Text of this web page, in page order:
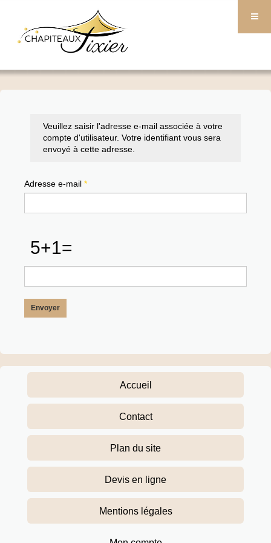
Veuillez saisir l'adresse e-mail associée à votre
compte d'utilisateur. Votre identifiant vous sera
envoyé à cette adresse.
Adresse e-mail *
Envoyer
Accueil
Contact
Plan du site
Devis en ligne
Mentions légales